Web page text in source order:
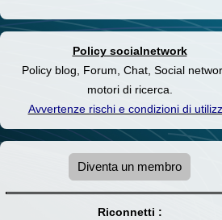
Policy socialnetwork
Policy blog, Forum, Chat, Social
motori di ricerca.
Avvertenze rischi e condizioni di
Diventa un membro
Riconnetti :